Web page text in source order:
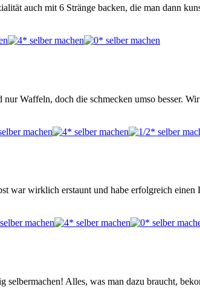
auch mit 6 Stränge backen, die man dann
Waffeln, doch die schmecken umso besser.
war wirklich erstaunt und habe erfolgreich
selbermachen! Alles, was man dazu braucht,